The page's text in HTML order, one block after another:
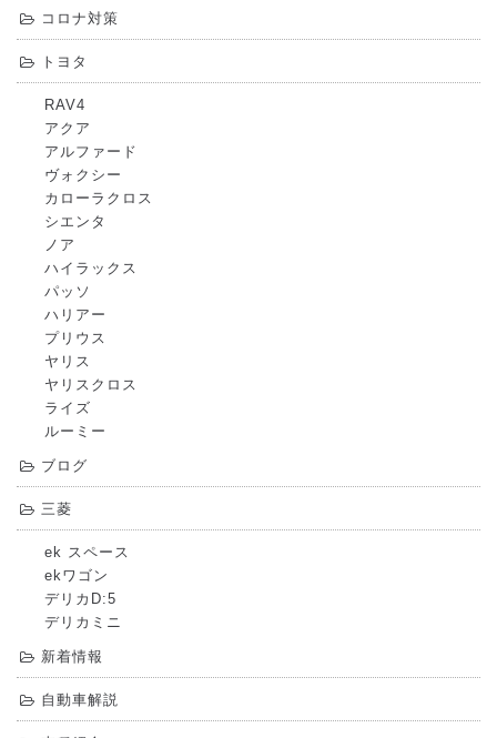
コロナ対策
トヨタ
RAV4
アクア
アルファード
ヴォクシー
カローラクロス
シエンタ
ノア
ハイラックス
パッソ
ハリアー
プリウス
ヤリス
ヤリスクロス
ライズ
ルーミー
ブログ
三菱
ek スペース
ekワゴン
デリカD:5
デリカミニ
新着情報
自動車解説